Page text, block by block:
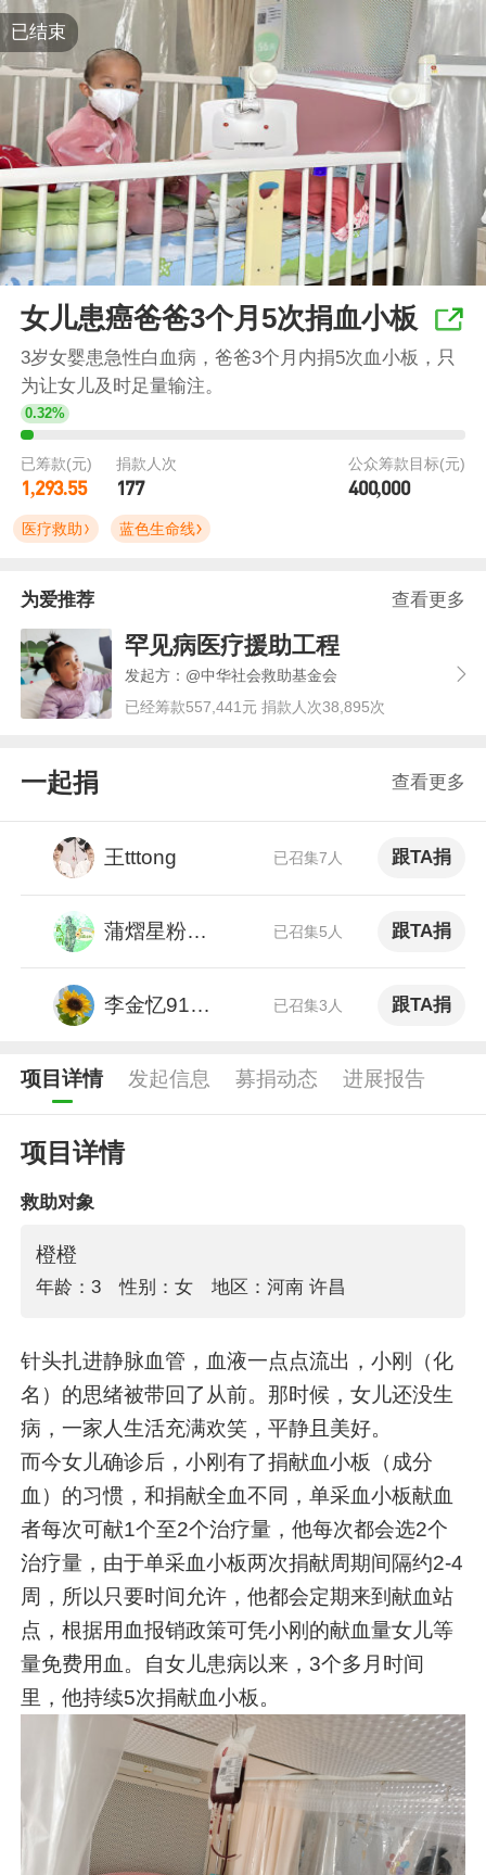
已结束
女儿患癌爸爸3个月5次捐血小板
3岁女婴患急性白血病，爸爸3个月内捐5次血小板，只
为让女儿及时足量输注。
0.32%
已筹款(元)
1,293.55
捐款人次
177
公众筹款目标(元)
400,000
医疗救助 蓝色生命线
查看更多
为爱推荐
罕见病医疗援助工程
发起方：@中华社会救助基金会
已经筹款557,441元 捐款人次38,895次
查看更多
一起捐
王tttong 已召集7人 跟TA捐
蒲熠星粉丝公益小队 已召集5人 跟TA捐
李金忆91419 已召集3人 跟TA捐
项目详情 发起信息 募捐动态 进展报告
项目详情
救助对象
橙橙
年龄：3 性别：女 地区：河南 许昌
针头扎进静脉血管，血液一点点流出，小刚（化
名）的思绪被带回了从前。那时候，女儿还没生
病，一家人生活充满欢笑，平静且美好。
而今女儿确诊后，小刚有了捐献血小板（成分
血）的习惯，和捐献全血不同，单采血小板献血
者每次可献1个至2个治疗量，他每次都会选2个
治疗量，由于单采血小板两次捐献周期间隔约2-4
周，所以只要时间允许，他都会定期来到献血站
点，根据用血报销政策可凭小刚的献血量女儿等
量免费用血。自女儿患病以来，3个多月时间
里，他持续5次捐献血小板。